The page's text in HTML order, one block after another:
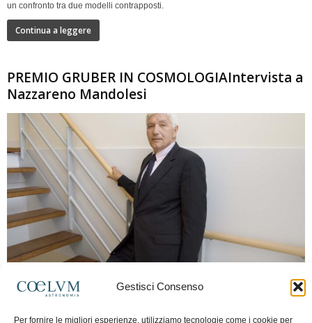
Gestisci Consenso
Per fornire le migliori esperienze, utilizziamo tecnologie come i cookie per
un confronto tra due modelli contrapposti.
Continua a leggere
PREMIO GRUBER IN COSMOLOGIAIntervista a
Nazzareno Mandolesi
Frida Paolella - 16 Giugno 2026 0
spaziale europea e della missione Planck. Il dialogo ripercorre i principali